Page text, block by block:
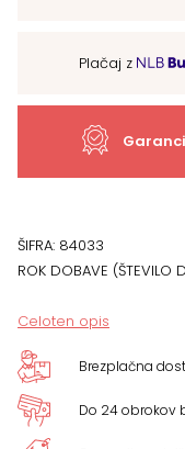
Plačaj z
ŠIFRA: 84033
ROK DOBAVE (ŠTEVILO
Celoten opis
Brezplačna
Do 24 obrokov